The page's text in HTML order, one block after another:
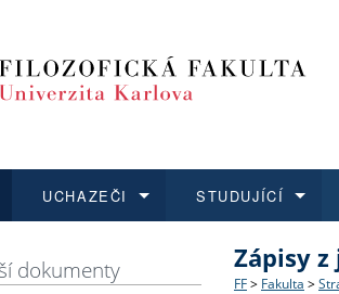
Struktura
UCHAZEČI
Co
STUDUJÍCÍ
O vědě a
Aktuální
dokumenty Zápisy
FF > Fakulta >